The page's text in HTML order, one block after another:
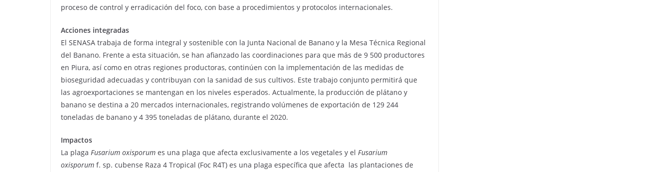
proceso de control y erradicación del foco, con base a procedimientos y protocolos internacionales.
Acciones integradas
El SENASA trabaja de forma integral y sostenible con la Junta Nacional de Banano y la Mesa Técnica Regional
del Banano. Frente a esta situación, se han afianzado las coordinaciones para que más de 9 500 productores
en Piura, así como en otras regiones productoras, continúen con la implementación de las medidas de
bioseguridad adecuadas y contribuyan con la sanidad de sus cultivos. Este trabajo conjunto permitirá que
las agroexportaciones se mantengan en los niveles esperados. Actualmente, la producción de plátano y
banano se destina a 20 mercados internacionales, registrando volúmenes de exportación de 129 244
toneladas de banano y 4 395 toneladas de plátano, durante el 2020.
Impactos
La plaga Fusarium oxisporum es una plaga que afecta exclusivamente a los vegetales y el Fusarium
oxisporum f. sp. cubense Raza 4 Tropical (Foc R4T) es una plaga específica que afecta las plantaciones de